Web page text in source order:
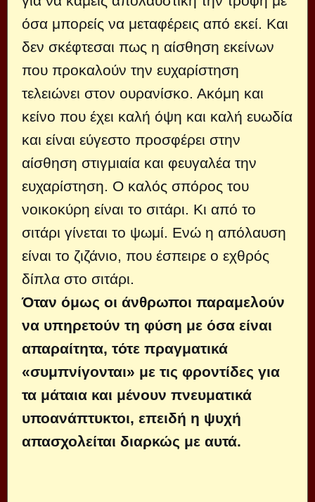
όσα μπορείς να μεταφέρεις από εκεί. Και
δεν σκέφτεσαι πως η αίσθηση εκείνων
που προκαλούν την ευχαρίστηση
τελειώνει στον ουρανίσκο. Ακόμη και
κείνο που έχει καλή όψη και καλή ευωδία
και είναι εύγεστο προσφέρει στην
αίσθηση στιγμιαία και φευγαλέα την
ευχαρίστηση. Ο καλός σπόρος του
νοικοκύρη είναι το σιτάρι. Κι από το
σιτάρι γίνεται το ψωμί. Ενώ η απόλαυση
είναι το ζιζάνιο, που έσπειρε ο εχθρός
δίπλα στο σιτάρι.
Όταν όμως οι άνθρωποι παραμελούν
να υπηρετούν τη φύση με όσα είναι
απαραίτητα, τότε πραγματικά
«συμπνίγονται» με τις φροντίδες για
τα μάταια και μένουν πνευματικά
υποανάπτυκτοι, επειδή η ψυχή
απασχολείται διαρκώς με αυτά.